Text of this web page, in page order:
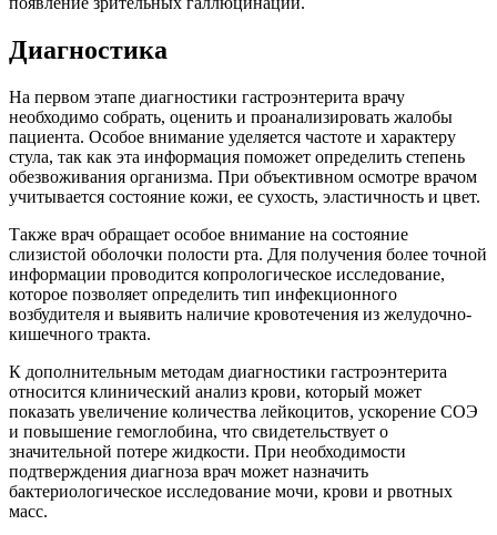
Диагностика
На первом этапе диагностики гастроэнтерита врачу
необходимо собрать, оценить и проанализировать жалобы
пациента. Особое внимание уделяется частоте и характеру
стула, так как эта информация поможет определить степень
обезвоживания организма. При объективном осмотре врачом
учитывается состояние кожи, ее сухость, эластичность и цвет.
Также врач обращает особое внимание на состояние
слизистой оболочки полости рта. Для получения более точной
информации проводится копрологическое исследование,
которое позволяет определить тип инфекционного
возбудителя и выявить наличие кровотечения из желудочно-
кишечного тракта.
К дополнительным методам диагностики гастроэнтерита
относится клинический анализ крови, который может
показать увеличение количества лейкоцитов, ускорение СОЭ
и повышение гемоглобина, что свидетельствует о
значительной потере жидкости. При необходимости
подтверждения диагноза врач может назначить
бактериологическое исследование мочи, крови и рвотных
масс.